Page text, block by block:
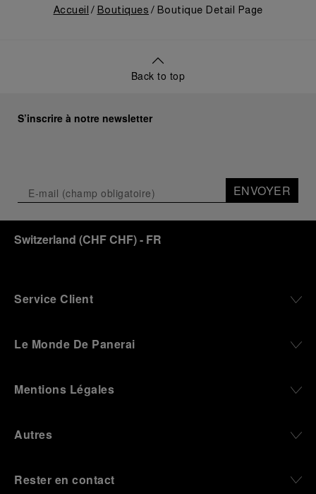
Accueil Boutiques Boutique Detail Page
Back to top
S’inscrire à notre newsletter
ENVOYER
Switzerland (CHF CHF)- FR
Service Client
Le Monde De Panerai
Mentions Légales
Autres
Rester en contact